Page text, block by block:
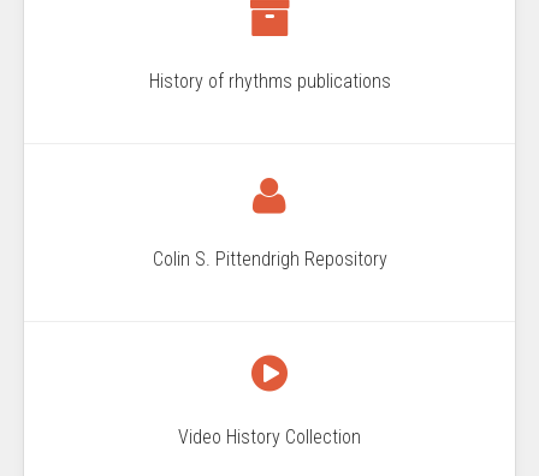
History of rhythms publications
Colin S. Pittendrigh Repository
Video History Collection